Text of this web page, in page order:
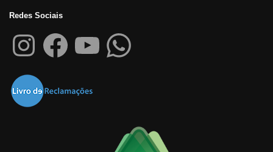
Redes Sociais